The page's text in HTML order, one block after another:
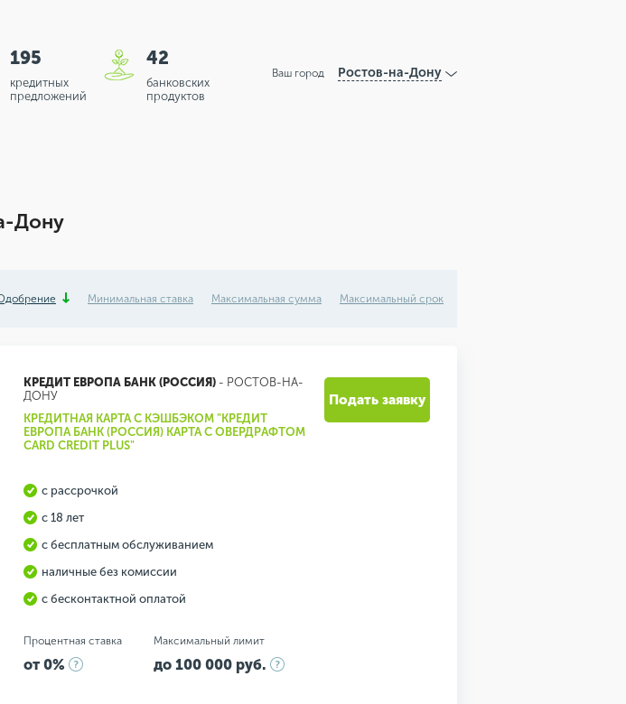
195
кредитных
предложений
42
банковских
продуктов
Ваш город Ростов-на-Дону
Дону
Минимальная ставка Максимальная сумма Максимальный срок
КРЕДИТ ЕВРОПА БАНК (РОССИЯ)- РОСТОВ-НА-
ДОНУ
КРЕДИТНАЯ КАРТА С КЭШБЭКОМ "КРЕДИТ
ЕВРОПА БАНК (РОССИЯ) КАРТА С ОВЕРДРАФТОМ
CARD CREDIT PLUS"
с рассрочкой
с 18 лет
с бесплатным обслуживанием
наличные без комиссии
с бесконтактной оплатой
Процентная ставка
от 0%
Максимальный лимит
до 100 000 руб.
Подать заявку